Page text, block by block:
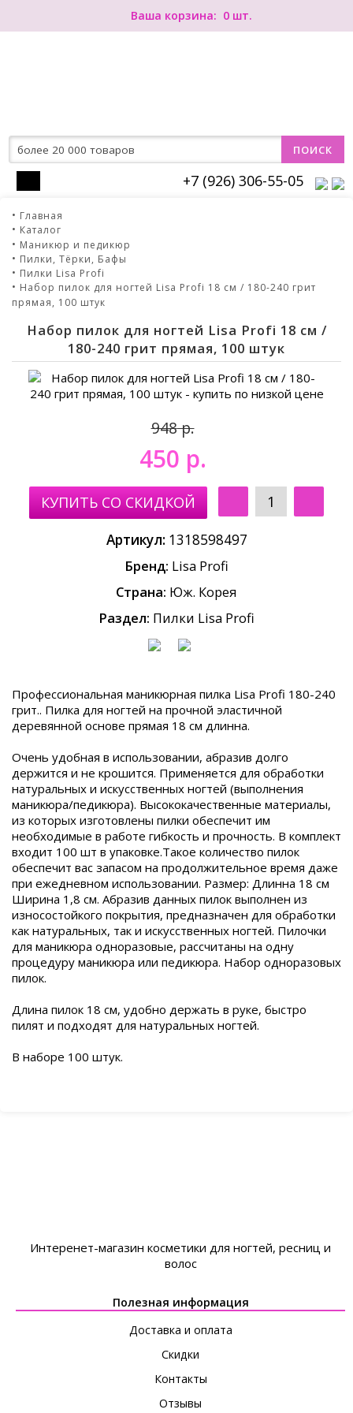
0
+7 (926) 306-55-05
Главная
Каталог
Маникюр и педикюр
Пилки, Тёрки, Бафы
Пилки Lisa Profi
Набор пилок для ногтей Lisa Profi 18 см / 180-240 грит
прямая, 100 штук
Набор пилок для ногтей Lisa Profi 18 см /
180-240 грит прямая, 100 штук
948
450 р.
Артикул: 1318598497
Бренд: Lisa Profi
Страна: Юж. Корея
Раздел: Пилки Lisa Profi
Профессиональная маникюрная пилка Lisa Profi 180-240
грит.. Пилка для ногтей на прочной эластичной
деревянной основе прямая 18 см длинна.
Очень удобная в использовании, абразив долго
держится и не крошится. Применяется для обработки
натуральных и искусственных ногтей (выполнения
маникюра/педикюра). Высококачественные материалы,
из которых изготовлены пилки обеспечит им
необходимые в работе гибкость и прочность. В комплект
входит 100 шт в упаковке.Такое количество пилок
обеспечит вас запасом на продолжительное время даже
при ежедневном использовании. Размер: Длинна 18 см
Ширина 1,8 см. Абразив данных пилок выполнен из
износостойкого покрытия, предназначен для обработки
как натуральных, так и искусственных ногтей. Пилочки
для маникюра одноразовые, рассчитаны на одну
процедуру маникюра или педикюра. Набор одноразовых
пилок.
Длина пилок 18 см, удобно держать в руке, быстро
пилят и подходят для натуральных ногтей.
В наборе 100 штук.
Интеренет-магазин косметики для ногтей, ресниц и
волос
Полезная информация
Доставка и оплата
Скидки
Контакты
Отзывы